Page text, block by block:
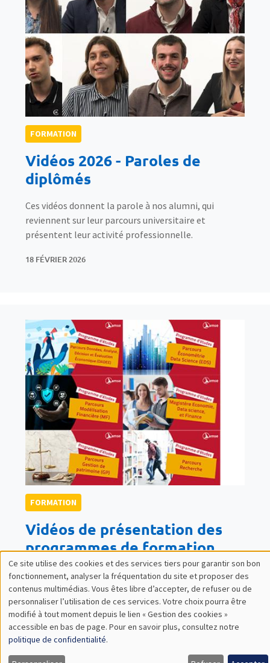
FORMATION
Vidéos 2026 - Paroles de
diplômés
Ces vidéos donnent la parole à nos alumni, qui
reviennent sur leur parcours universitaire et
présentent leur activité professionnelle.
18 FÉVRIER 2026
FORMATION
Vidéos de présentation des
programmes de formation
Nous sommes heureux d’annoncer la mise en ligne de
nouvelles vidéos de présentation de nos
programmes académiques, accessibles sur ce site
web et sur notre chaîne YouTube.
18 FÉVRIER 2026
Utilisation
des
données
personnelles
Ce site utilise des cookies et des services tiers pour garantir son bon
fonctionnement, analyser la fréquentation du site et proposer des
contenus multimédias. Vous êtes libre d’accepter, de refuser ou de
personnaliser l’utilisation de ces services. Votre choix pourra être
modifié à tout moment depuis le lien « Gestion des cookies »
accessible en bas de page. Pour en savoir plus, consultez notre
politique de confidentialité.